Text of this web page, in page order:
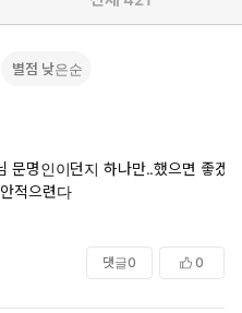
별점 낮은순
명인이던지 하나만..했으면 좋겠
적으련다
무 힘들다…..
본다.. 피같은 마이 캐쉬를 위하여댓글0 0